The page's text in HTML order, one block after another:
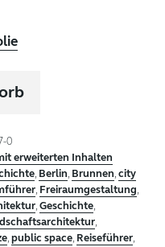
0
erweiterten Inhalten
, Berlin, Brunnen,city
, Freiraumgestaltung,
,Geschichte,
,
,public space, Reiseführer,